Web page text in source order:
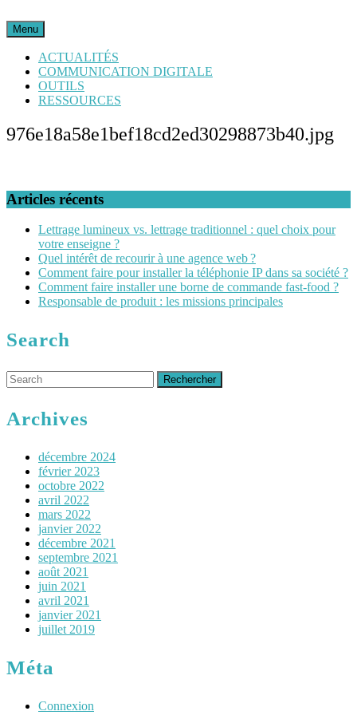
to
content
MenuMenu
ACTUALITÉS
COMMUNICATION DIGITALE
OUTILS
RESSOURCES
CLOSE
BUTTON
976e18a58e1bef18cd2ed30298873b40.jpg
Articles récents
Lettrage lumineux vs. lettrage traditionnel : quel choix pour
votre enseigne ?
Quel intérêt de recourir à une agence web ?
Comment faire pour installer la téléphonie IP dans sa société ?
Comment faire installer une borne de commande fast-food ?
Responsable de produit : les missions principales
Search
Search
for:
Archives
décembre 2024
février 2023
octobre 2022
avril 2022
mars 2022
janvier 2022
décembre 2021
septembre 2021
août 2021
juin 2021
avril 2021
janvier 2021
juillet 2019
Méta
Connexion